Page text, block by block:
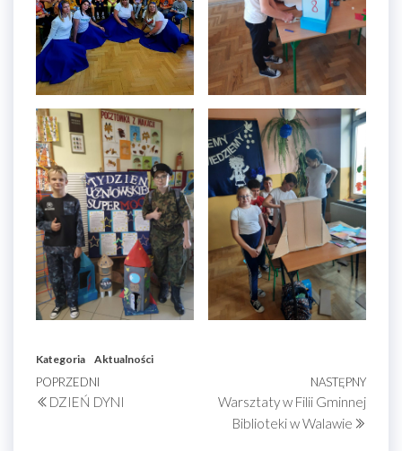
Kategoria Aktualności
Nawigacja
wpisu
Poprzedni
wpis
POPRZEDNI
DZIEŃ DYNI
NASTĘPNY
Warsztaty w Filii Gminnej
Biblioteki w Walawie